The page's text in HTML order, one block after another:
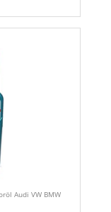
Audi VW BMW